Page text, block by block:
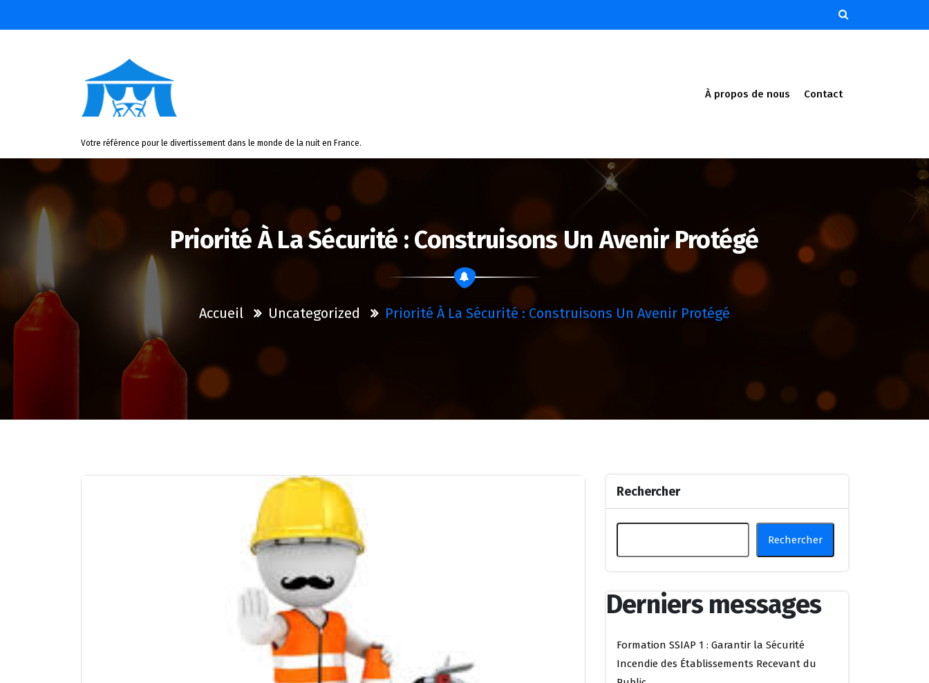
Votre référence pour le divertissement dans le monde de la nuit en France.
À propos de nous Contact
Priorité À La Sécurité : Construisons Un Avenir Protégé
Accueil Uncategorized Priorité À La Sécurité : Construisons Un Avenir Protégé
Rechercher
Rechercher
Derniers messages
Formation SSIAP 1 : Garantir la Sécurité
Incendie des Établissements Recevant du